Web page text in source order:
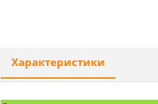
Характеристики